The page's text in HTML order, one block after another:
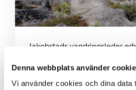
Denna webbplats använder
Vi använder cookies och dina data
Jakobstads vandringsleder
5.8.2026 | Nyheter